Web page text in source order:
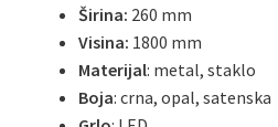
Širina: 260 mm
Visina: 1800 mm
Materijal: metal, staklo
Boja: crna, opal, satenska